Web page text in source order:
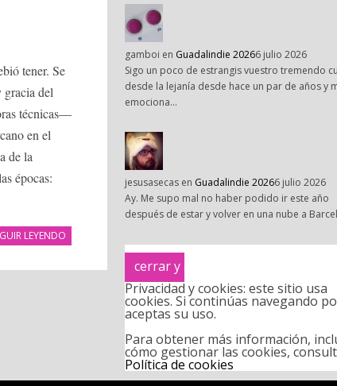
tener. Se
gracia del
técnicas—
en el
de la
épocas:
LEYENDO
gamboi en Guadalindie 20266 julio 2026
Sigo un poco de estrangis vuestro tremendo
desde la lejanía desde hace un par de años y
emociona…
jesusasecas en Guadalindie 20266 julio 2026
Ay. Me supo mal no haber podido ir este año
después de estar y volver en una nube a
Privacidad y cookies: este sitio usa
cookies. Si continúas navegando
aceptas su uso.
Para obtener más información,
cómo gestionar las cookies,
Política de cookies